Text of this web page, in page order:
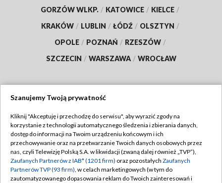
GORZÓW WLKP. / KATOWICE / KIELCE /
KRAKÓW / LUBLIN / ŁÓDŹ / OLSZTYN /
OPOLE / POZNAŃ / RZESZÓW /
SZCZECIN / WARSZAWA / WROCŁAW
TVP
Abonament TVP
Emisja w TVP
Centrum informacji TVP
Regulamin TVP
Polityka prywatności
Moje zgody
Szanujemy Twoją prywatność
Kliknij "Akceptuję i przechodzę do serwisu", aby wyrazić zgody na
korzystanie z technologii automatycznego śledzenia i zbierania danych,
dostęp do informacji na Twoim urządzeniu końcowym i ich
przechowywanie oraz na przetwarzanie Twoich danych osobowych przez
nas, czyli Telewizję Polską S.A. w likwidacji (zwaną dalej również „TVP”),
Zaufanych Partnerów z IAB* (1201 firm) oraz pozostałych Zaufanych
Partnerów TVP (93 firm), w celach marketingowych (w tym do
zautomatyzowanego dopasowania reklam do Twoich zainteresowań i